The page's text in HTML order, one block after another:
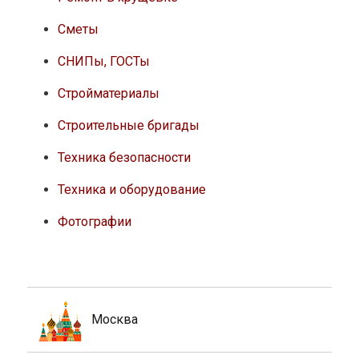
Сметы
СНИПы, ГОСТы
Стройматериалы
Строительные бригады
Техника безопасности
Техника и оборудование
Фотографии
Москва